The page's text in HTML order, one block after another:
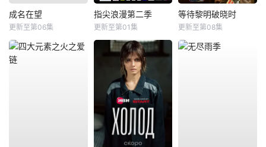
成名在望
更新至第06集
指尖浪漫第二季
更新至第01集
等待黎明破晓时
更新至第08集